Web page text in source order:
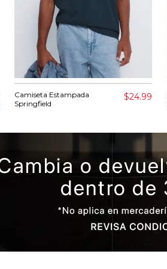
Camiseta Estampada
Springfield
$24.99